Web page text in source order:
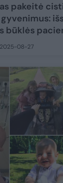
pakeitė
būklės
2025-08-27